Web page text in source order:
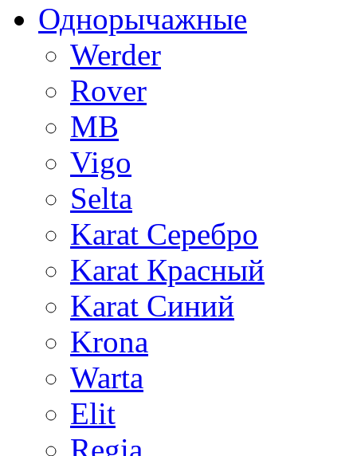
Однорычажные
Werder
Rover
MB
Vigo
Selta
Karat Серебро
Karat Красный
Karat Синий
Krona
Warta
Elit
Regia